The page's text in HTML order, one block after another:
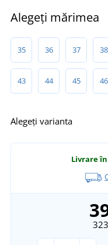
Alegeți mărimea
35 36 37 38
43 44 45 46
Alegeți varianta
Livrare în